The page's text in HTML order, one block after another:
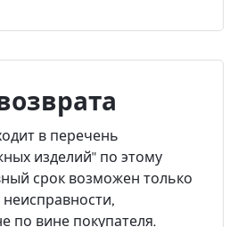
в перечень
изделий" по этому
срок возможен только
по вине покупателя.